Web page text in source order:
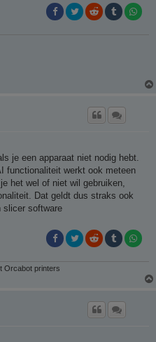
je een apparaat niet nodig hebt.
functionaliteit werkt ook meteen
het wel of niet wil gebruiken,
Dat geldt dus straks ook
slicer software
Orcabot printers